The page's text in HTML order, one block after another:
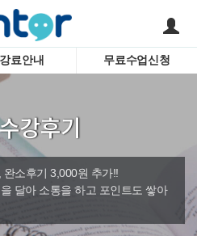
서비스안내
강사소개
회사소개
어린이
영자신
수업
료안내 무료수업신청
강후기
소후기 3,000원 추가!!
달아 소통을 하고 포인트도 쌓아